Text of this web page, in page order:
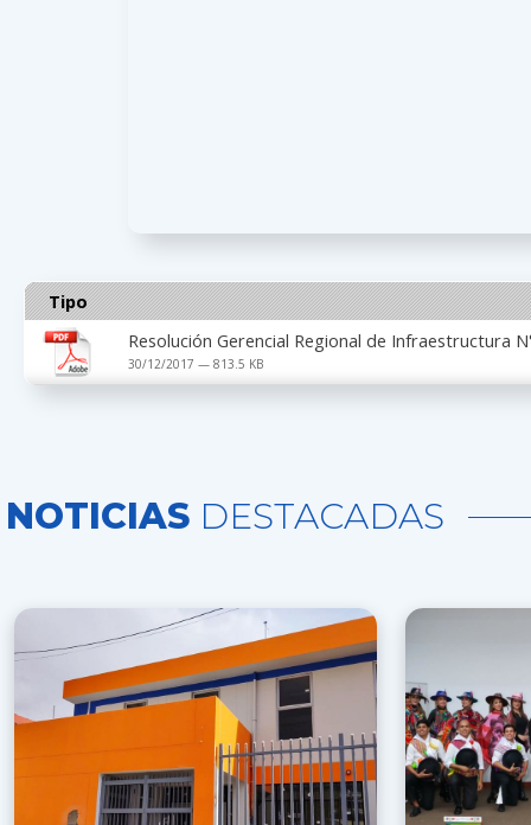
Tipo
Resolución Gerencial Regional de Infraestructura
30/12/2017 — 813.5 KB
NOTICIAS DESTACADAS